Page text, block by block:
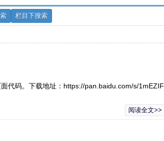
代码。下载地址：https://pan.baidu.com/s/1mEZIF
阅读全文>>